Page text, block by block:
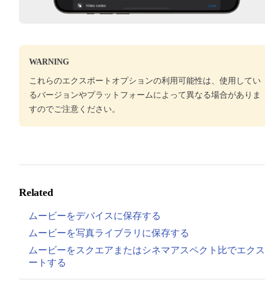
WARNING
これらのエクスポートオプションの利用可能性は、使用してい
るバージョンやプラットフォームによって異なる場合がありま
すのでご注意ください。
Related
ムービーをデバイスに保存する
ムービーを写真ライブラリに保存する
ムービーをスクエアまたはシネマアスペクト比でエク
ートする